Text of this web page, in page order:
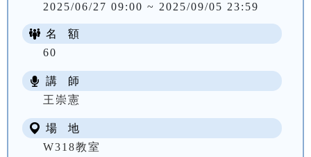
2025/06/27 09:00 ~ 2025/09/05 23:59
名 額
60
講 師
王崇憲
場 地
W318教室